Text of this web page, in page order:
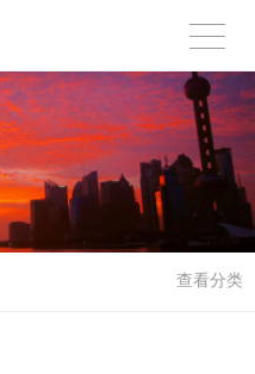
查看分类